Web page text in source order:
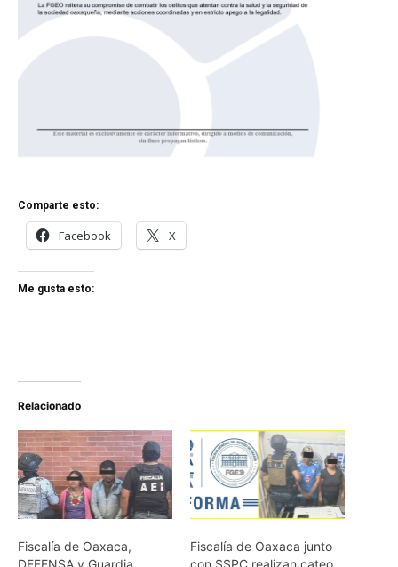
Comparte esto:
Facebook X
Me gusta esto:
Relacionado
Fiscalía de Oaxaca,
DEFENSA y Guardia
Fiscalía de Oaxaca junto
con SSPC realizan cateo